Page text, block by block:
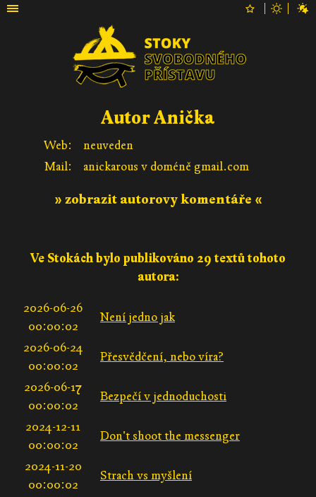
Autor Anička
Web:
neuveden
Mail:
anickarous v doméně gmail.com
» zobrazit autorovy komentáře «
Ve Stokách bylo publikováno 29 textů tohoto
autora:
2026-06-26
00:00:02
Není jedno jak
2026-06-24
00:00:02
Přesvědčení, nebo víra?
2026-06-17
00:00:02
Bezpečí v jednoduchosti
2024-12-11
00:00:02
Don't shoot the messenger
2024-11-20
00:00:02
Strach vs myšlení